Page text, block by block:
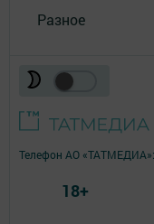
Разное
Телефон АО «ТАТМЕДИА»:
18+